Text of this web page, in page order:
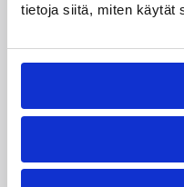
tietoja siitä, miten käytät